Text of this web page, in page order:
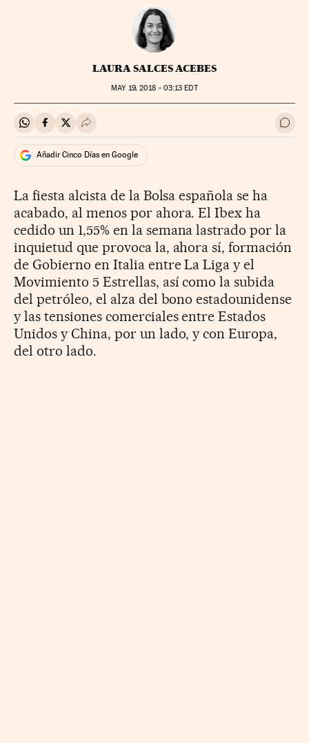
LAURA SALCES ACEBES
MAY19, 2018 - 03:13 EDT
Compartir en Whatsapp
Compartir en Facebook
Compartir en Twitter
Desplegar Redes Sociales Ir a
Añadir Cinco Días en Google
La fiesta alcista de la Bolsa española se ha
acabado, al menos por ahora. El Ibex ha
cedido un 1,55% en la semana lastrado por la
inquietud que provoca la, ahora sí, formación
de Gobierno en Italia entre La Liga y el
Movimiento 5 Estrellas, así como la subida
del petróleo, el alza del bono estadounidense
y las tensiones comerciales entre Estados
Unidos y China, por un lado, y con Europa,
del otro lado.